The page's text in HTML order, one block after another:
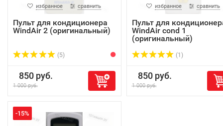
избранное сравнить
Пульт для кондиционера
WindAir 2 (оригинальный)
(5)
850 руб.
1 000 руб.
избранное сравнить
Пульт для
WindAir cond 1
(оригинальный)
(1)
850 руб.
1 000 руб.
-15%